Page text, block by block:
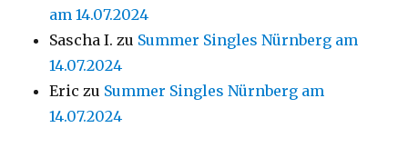
am 14.07.2024
Sascha I. zu Summer Singles Nürnberg am
14.07.2024
Eric zu Summer Singles Nürnberg am
14.07.2024